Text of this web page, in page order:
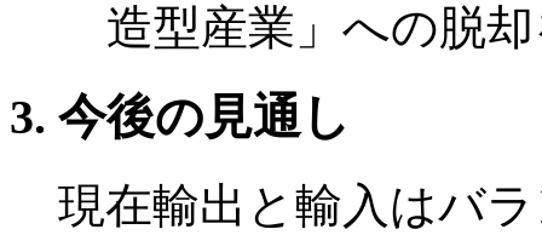
造型産業」への脱
今後の見通し
現在輸出と輸入はバ